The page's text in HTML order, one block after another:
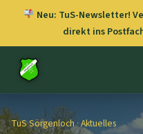
Neu: TuS-Newsletter!
direkt ins
TuS Sörgenloch·Aktuelles